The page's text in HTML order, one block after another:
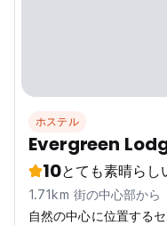
ホステル
Evergreen
10とても素晴らし
1.71km 街の中心部から
自然の中心に位置する